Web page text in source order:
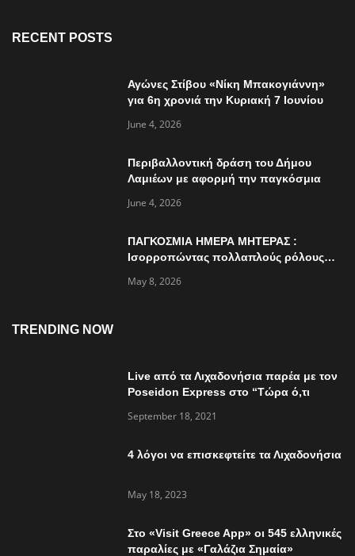
RECENT POSTS
Αγώνες Στίβου «Νίκη Μπακογιάννη»
για 6η χρονιά την Κυριακή 7 Ιουνίου
June 4, 2026
Περιβαλλοντική δράση του Δήμου
Λαμιέων με αφορμή την παγκόσμια
June 4, 2026
ΠΑΓΚΟΣΜΙΑ ΗΜΕΡΑ ΜΗΤΕΡΑΣ :
Ισορροπώντας πολλαπλούς ρόλους…
May 8, 2026
TRENDING NOW
Live από τα Λιχαδονήσια παρέα με τον
Poseidon Express στο “Τώρα ό,τι
September 18, 2021
4 λόγοι να επισκεφτείτε τα Λιχαδονήσια
May 18, 2023
Στο «Visit Greece App» οι 545 ελληνικές
παραλίες με «Γαλάζια Σημαία»